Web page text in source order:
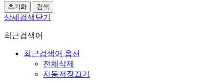
상세검색닫기
최근검색어
최근검색어 옵션
전체삭제
자동저장끄기